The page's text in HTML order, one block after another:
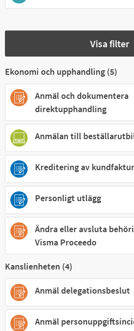
Visa filter
Ekonomi och upphandling (5)
Anmäl och dokumentera
direktupphandling
Anmälan till
Kreditering av
Personligt utlägg
Ändra eller avsluta
Visma Proceedo
Kanslienheten (4)
Anmäl delegationsbeslut
Anmäl